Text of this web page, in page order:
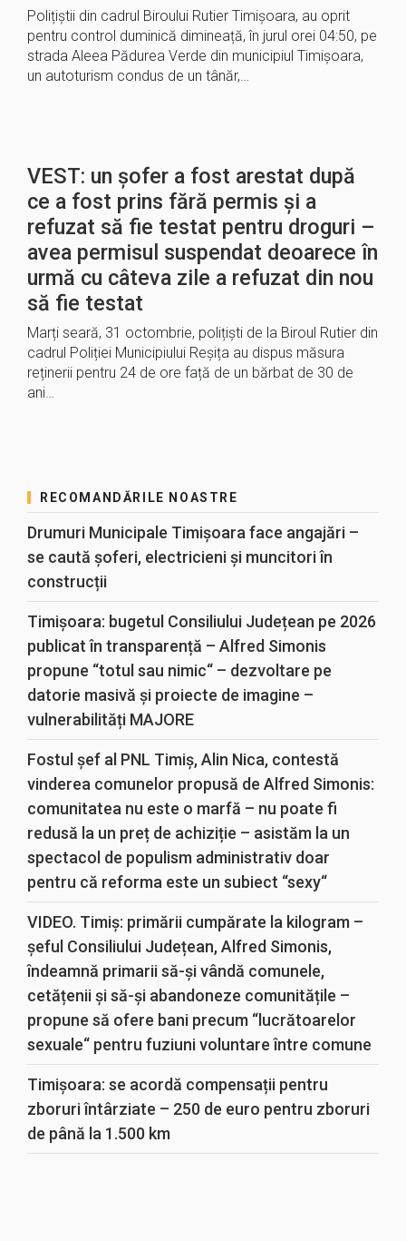
Polițiștii din cadrul Biroului Rutier Timișoara, au oprit
pentru control duminică dimineață, în jurul orei 04:50, pe
strada Aleea Pădurea Verde din municipiul Timișoara,
un autoturism condus de un tânăr,…
VEST: un șofer a fost arestat după
ce a fost prins fără permis și a
refuzat să fie testat pentru droguri –
avea permisul suspendat deoarece în
urmă cu câteva zile a refuzat din nou
să fie testat
Marți seară, 31 octombrie, polițiști de la Biroul Rutier din
cadrul Poliției Municipiului Reșița au dispus măsura
reținerii pentru 24 de ore față de un bărbat de 30 de
ani…
RECOMANDĂRILE NOASTRE
Drumuri Municipale Timișoara face angajări –
se caută șoferi, electricieni și muncitori în
construcții
Timișoara: bugetul Consiliului Județean pe 2026
publicat în transparență – Alfred Simonis
propune “totul sau nimic“ – dezvoltare pe
datorie masivă și proiecte de imagine –
vulnerabilități MAJORE
Fostul șef al PNL Timiș, Alin Nica, contestă
vinderea comunelor propusă de Alfred Simonis:
comunitatea nu este o marfă – nu poate fi
redusă la un preț de achiziție – asistăm la un
spectacol de populism administrativ doar
pentru că reforma este un subiect “sexy“
VIDEO. Timiș: primării cumpărate la kilogram –
șeful Consiliului Județean, Alfred Simonis,
îndeamnă primarii să-și vândă comunele,
cetățenii și să-și abandoneze comunitățile –
propune să ofere bani precum “lucrătoarelor
sexuale“ pentru fuziuni voluntare între comune
Timișoara: se acordă compensații pentru
zboruri întârziate – 250 de euro pentru zboruri
de până la 1.500 km